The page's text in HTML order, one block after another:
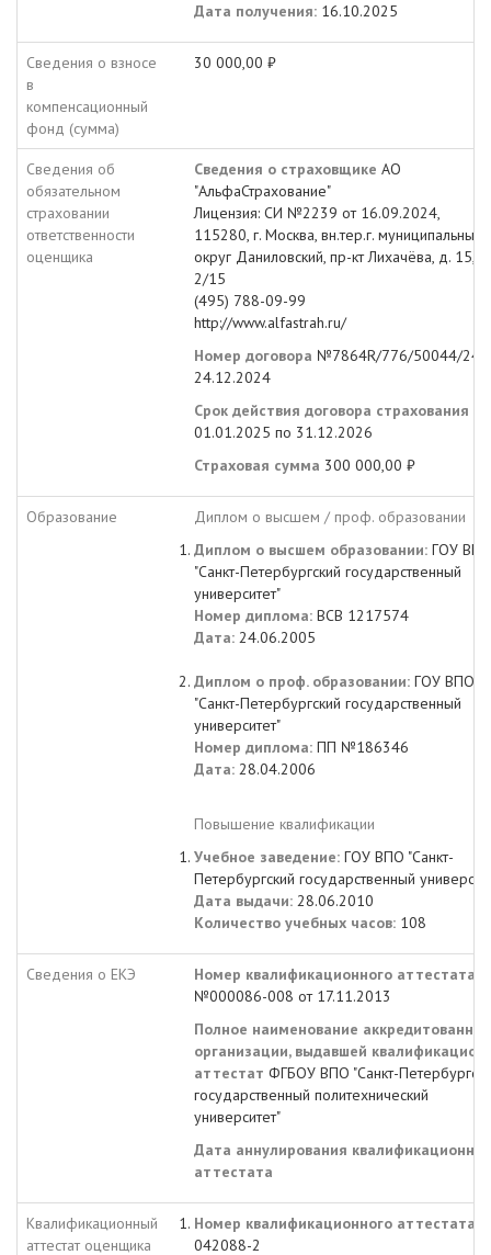
Дата получения: 16.10.2025
Сведения о взносе
в
компенсационный
фонд (сумма)
30 000,00 ₽
Сведения об
обязательном
страховании
ответственности
оценщика
Сведения о страховщике АО
"АльфаСтрахование"
Лицензия: СИ №2239 от 16.09.2024,
115280, г. Москва, вн.тер.г. муниципальный
округ Даниловский, пр-кт Лихачёва, д. 15,
2/15
(495) 788-09-99
http://www.alfastrah.ru/
Номер договора №7864R/776/50044/24
24.12.2024
Срок действия договора страхования
01.01.2025 по 31.12.2026
Страховая сумма 300 000,00 ₽
Образование
Диплом о высшем / проф. образовании
Диплом о высшем образовании: ГОУ ВПО
"Санкт-Петербургский государственный
университет"
Номер диплома: ВСВ 1217574
Дата: 24.06.2005
Диплом о проф. образовании: ГОУ ВПО
"Санкт-Петербургский государственный
университет"
Номер диплома: ПП №186346
Дата: 28.04.2006
Повышение квалификации
Учебное заведение: ГОУ ВПО "Санкт-
Петербургский государственный
Дата выдачи: 28.06.2010
Количество учебных часов: 108
Сведения о ЕКЭ
Номер квалификационного аттестата
№000086-008 от 17.11.2013
Полное наименование аккредитованной
организации, выдавшей
аттестат ФГБОУ ВПО "Санкт-
государственный политехнический
университет"
Дата аннулирования
аттестата
Квалификационный
аттестат оценщика
Номер квалификационного аттестата:
042088-2